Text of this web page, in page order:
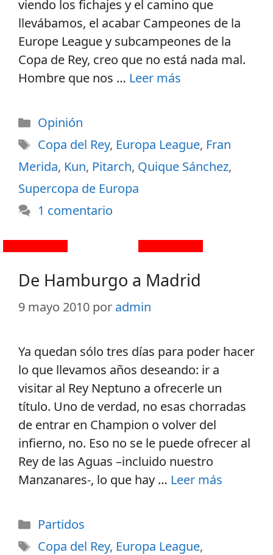
viendo los fichajes y el camino que
llevábamos, el acabar Campeones de la
Europe League y subcampeones de la
Copa de Rey, creo que no está nada mal.
Hombre que nos … Leer más
Opinión
Copa del Rey, Europa League, Fran
Merida, Kun, Pitarch, Quique Sánchez,
Supercopa de Europa
1 comentario
De Hamburgo a Madrid
9 mayo 2010 por admin
Ya quedan sólo tres días para poder hacer
lo que llevamos años deseando: ir a
visitar al Rey Neptuno a ofrecerle un
título. Uno de verdad, no esas chorradas
de entrar en Champion o volver del
infierno, no. Eso no se le puede ofrecer al
Rey de las Aguas –incluido nuestro
Manzanares-, lo que hay … Leer más
Partidos
Copa del Rey, Europa League,